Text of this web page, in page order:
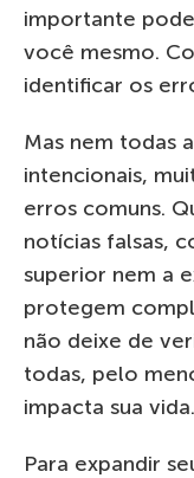
importante
você mesmo.
identificar os
Mas nem todas
intencionais,
erros comuns.
notícias falsas,
superior nem a
protegem
não deixe de
todas, pelo
impacta sua vida.
Para expandir